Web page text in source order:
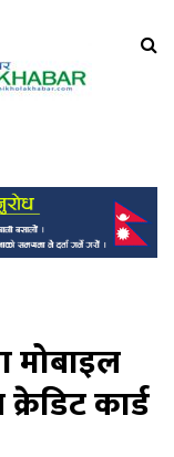
मोबाइल
कार्ड